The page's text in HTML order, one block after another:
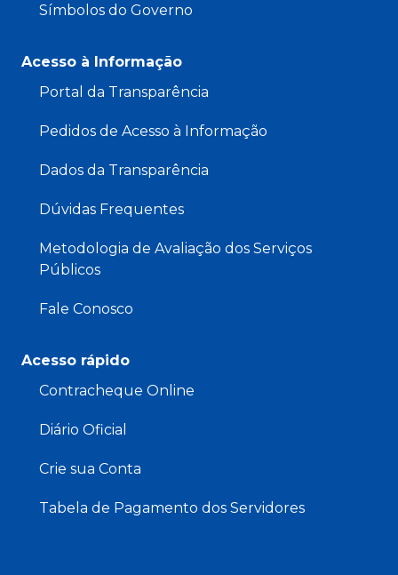
Símbolos do Governo
Acesso à Informação
Portal da Transparência
Pedidos de Acesso à Informação
Dados da Transparência
Dúvidas Frequentes
Metodologia de Avaliação dos Serviços
Públicos
Fale Conosco
Acesso rápido
Contracheque Online
Diário Oficial
Crie sua Conta
Tabela de Pagamento dos Servidores